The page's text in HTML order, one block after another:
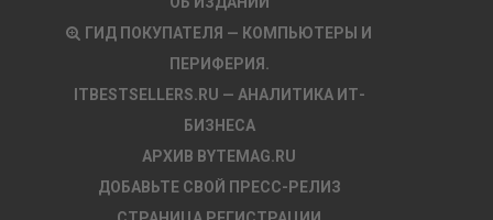
ГИД ПОКУПАТЕЛЯ — КОМПЬЮТЕРЫ И
ПЕРИФЕРИЯ.
ITBESTSELLERS.RU — АНАЛИТИКА ИТ-
БИЗНЕСА
АРХИВ BYTEMAG.RU
ДОБАВЬТЕ СВОЙ ПРЕСС-РЕЛИЗ